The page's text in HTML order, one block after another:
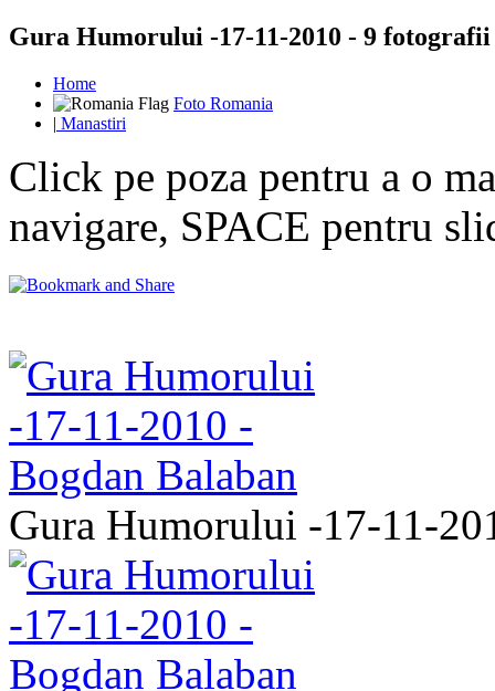
Gura Humorului -17-11-2010 - 9 fotografii
Home
Foto Romania
| Manastiri
Click pe poza pentru a o
navigare, SPACE pentru
Gura Humorului -17-11-